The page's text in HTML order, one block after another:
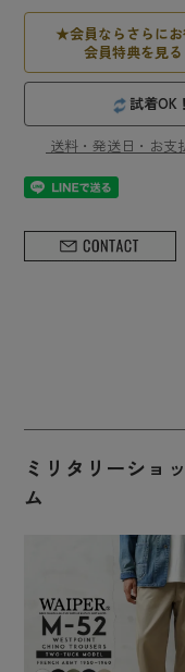
★会員ならさらにお
会員特典を見る
試着OK
送料・発送日・お支
ミリタリーショ
ム